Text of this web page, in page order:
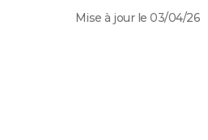
Mise à jour le 03/04/26